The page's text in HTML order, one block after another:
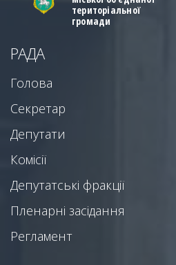
територіальної
громади
РАДА
Голова
Секретар
Депутати
Комісії
Депутатські фракції
Пленарні засідання
Регламент